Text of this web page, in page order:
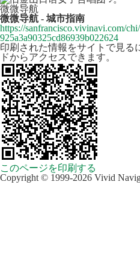
微微导航
微微导航 - 城市指南
https://sanfrancisco.vivinavi.com/
925a3a90325cd86939b022624
印刷された情報をサイトで見る
ドからアクセスできます。
このページを印刷する
Copyright © 1999-2026 Vivid